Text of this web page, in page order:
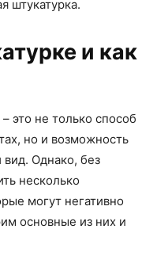
штукатурка.
и как
это не только способ
но и возможность
вид. Однако, без
несколько
могут негативно
основные из них и